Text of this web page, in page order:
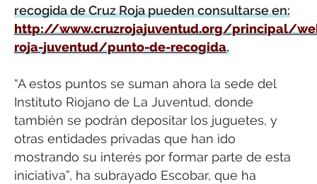
recogida de Cruz Roja pueden consultarse en:
http://www.cruzrojajuventud.org/principal/
roja-juventud/punto-de-recogida.
“A estos puntos se suman ahora la sede del
Instituto Riojano de La Juventud, donde
también se podrán depositar los juguetes, y
otras entidades privadas que han ido
mostrando su interés por formar parte de esta
iniciativa”, ha subrayado Escobar, que ha